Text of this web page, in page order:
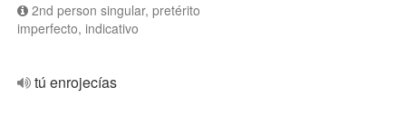
2nd person singular, pretérito
imperfecto, indicativo
tú enrojecías